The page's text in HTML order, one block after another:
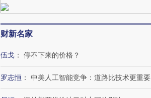
财新名家
伍戈 ： 停不下来的价格？
罗志恒 ： 中美人工智能竞争：道路比技术更重要